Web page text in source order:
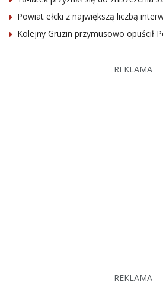
Powiat ełcki z największą liczbą
Kolejny Gruzin przymusowo opuścił
REKLAMA
REKLAMA